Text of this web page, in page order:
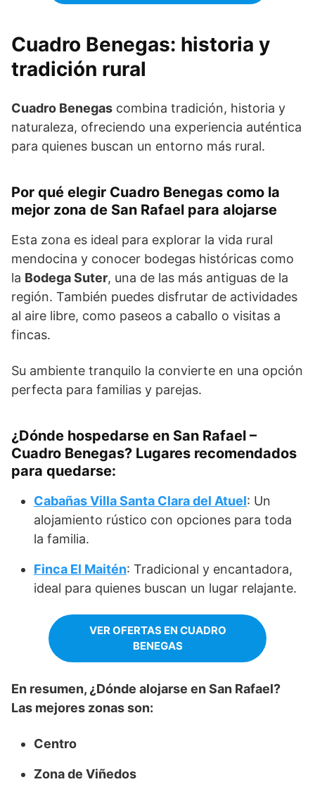
Cuadro Benegas: historia y
tradición rural
Cuadro Benegas combina tradición, historia y
naturaleza, ofreciendo una experiencia auténtica
para quienes buscan un entorno más rural.
Por qué elegir Cuadro Benegas como la
mejor zona de San Rafael para alojarse
Esta zona es ideal para explorar la vida rural
mendocina y conocer bodegas históricas como
la Bodega Suter, una de las más antiguas de la
región. También puedes disfrutar de actividades
al aire libre, como paseos a caballo o visitas a
fincas.
Su ambiente tranquilo la convierte en una opción
perfecta para familias y parejas.
¿Dónde hospedarse en San Rafael –
Cuadro Benegas? Lugares recomendados
para quedarse:
Cabañas Villa Santa Clara del Atuel: Un
alojamiento rústico con opciones para toda
la familia.
Finca El Maitén: Tradicional y encantadora,
ideal para quienes buscan un lugar relajante.
VER OFERTAS EN CUADRO
BENEGAS
En resumen, ¿Dónde alojarse en San Rafael?
Las mejores zonas son:
Centro
Zona de Viñedos